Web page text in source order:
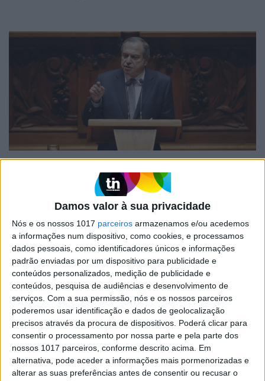
Damos valor à sua privacidade
Nós e os nossos 1017 parceiros armazenamos e/ou acedemos
a informações num dispositivo, como cookies, e processamos
dados pessoais, como identificadores únicos e informações
padrão enviadas por um dispositivo para publicidade e
conteúdos personalizados, medição de publicidade e
conteúdos, pesquisa de audiências e desenvolvimento de
serviços. Com a sua permissão, nós e os nossos parceiros
poderemos usar identificação e dados de geolocalização
precisos através da procura de dispositivos. Poderá clicar para
consentir o processamento por nossa parte e pela parte dos
nossos 1017 parceiros, conforme descrito acima. Em
alternativa, pode aceder a informações mais pormenorizadas e
alterar as suas preferências antes de consentir ou recusar o
Voto da emigração: César prepara
PS para a derrota
Carlos César usou o Facebook para reconhecer
que o PS deverá deixar de ser o principal partido
da oposição. “O PS deverá passar a ser o terceiro
maior partido em número de deputados depois
de apurados os votos nas comunidades, na
Europa e fora da Europa”.